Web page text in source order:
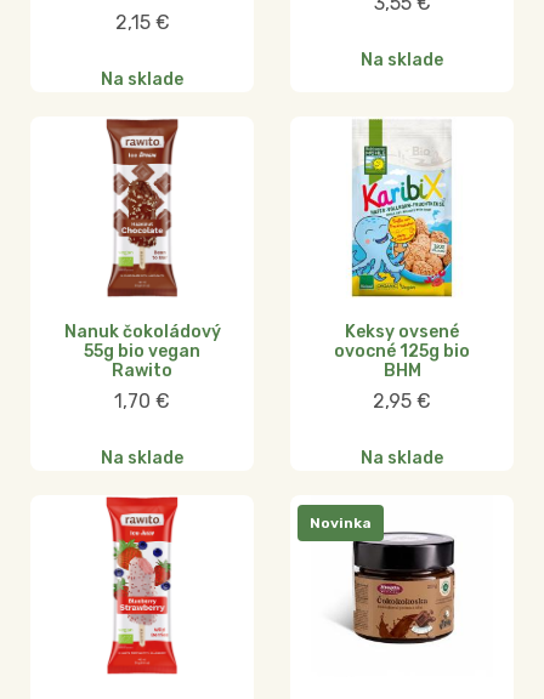
2,15 €
Na sklade
Na sklade
Nanuk čokoládový
55g bio vegan
Rawito
1,70 €
Na sklade
Keksy ovsené
ovocné 125g bio
BHM
2,95 €
Na sklade
Novinka